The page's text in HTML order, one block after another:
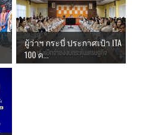
ผู้ว่าฯ กระบี่ ประกาศเป้า ITA
100 ค...